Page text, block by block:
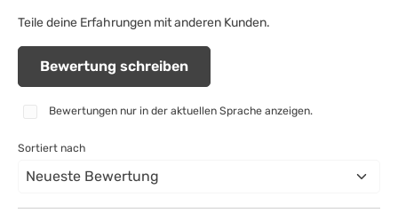
Teile deine Erfahrungen mit anderen Kunden.
Bewertung schreiben
Bewertungen nur in der aktuellen Sprache anzeigen.
Sortiert nach